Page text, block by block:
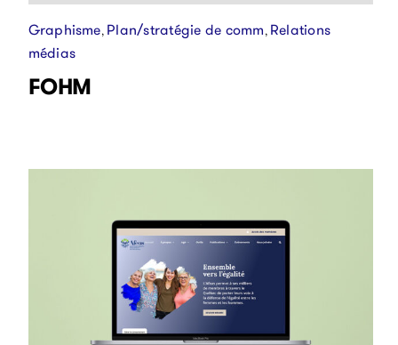
FOHM
Graphisme, Plan/stratégie de comm, Relations
médias